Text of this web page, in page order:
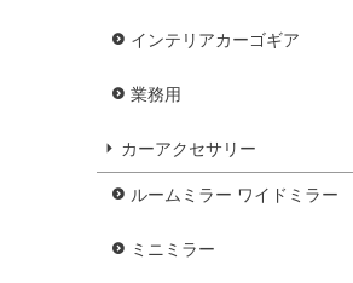
インテリアカーゴギア
業務用
カーアクセサリー
ルームミラー ワイドミラー
ミニミラー